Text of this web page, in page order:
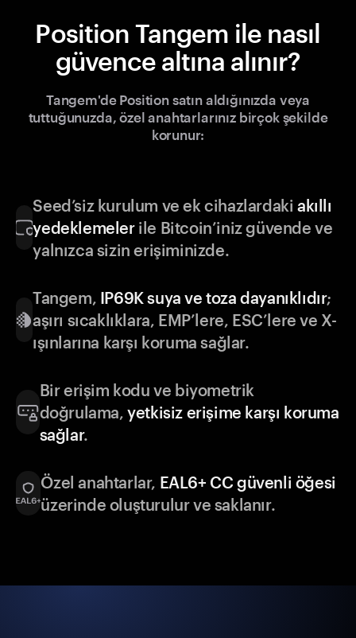
Position Tangem ile nasıl
güvence altına alınır?
Tangem'de Position satın aldığınızda veya
tuttuğunuzda, özel anahtarlarınız birçok şekilde
korunur:
Seed’siz kurulum ve ek cihazlardakiakıllı
yedeklemelerile Bitcoin’iniz güvende ve
yalnızca sizin erişiminizde.
Tangem, IP69K suya ve toza dayanıklıdır;
aşırı sıcaklıklara, EMP’lere, ESC’lere ve X-
ışınlarına karşı koruma sağlar.
Bir erişim kodu ve biyometrik
doğrulama,yetkisiz erişime karşı koruma
sağlar.
Özel anahtarlar, EAL6+ CC güvenli öğesi
üzerinde oluşturulur ve saklanır.